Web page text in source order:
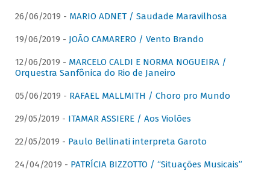
26/06/2019 - MARIO ADNET / Saudade Maravilhosa
19/06/2019 - JOÃO CAMARERO / Vento Brando
12/06/2019 - MARCELO CALDI E NORMA NOGUEIRA /
Orquestra Sanfônica do Rio de Janeiro
05/06/2019 - RAFAEL MALLMITH / Choro pro Mundo
29/05/2019 - ITAMAR ASSIERE / Aos Violões
22/05/2019 - Paulo Bellinati interpreta Garoto
24/04/2019 - PATRÍCIA BIZZOTTO / “Situações Musicais”